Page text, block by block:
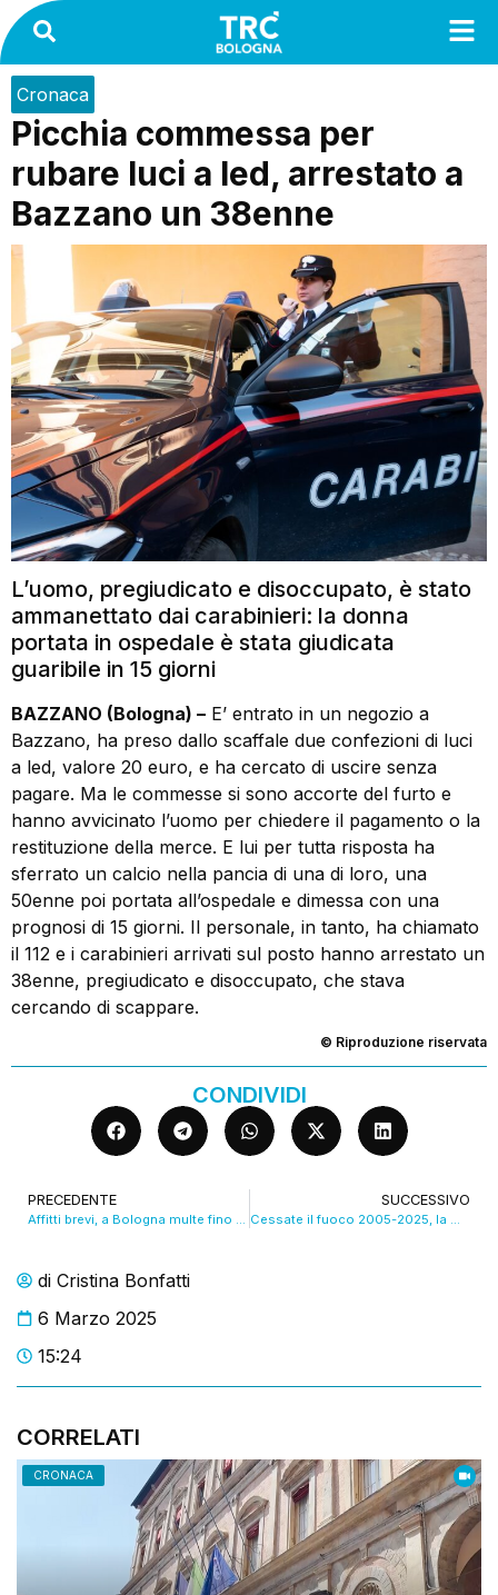
di Cristina Bonfatti
6 Marzo 2025
15:24
CORRELATI
CRONACA
Cronaca
Picchia commessa per
rubare luci a led, arrestato a
Bazzano un 38enne
L’uomo, pregiudicato e disoccupato, è stato
ammanettato dai carabinieri: la donna
portata in ospedale è stata giudicata
guaribile in 15 giorni
BAZZANO (Bologna) – E’ entrato in un negozio a
Bazzano, ha preso dallo scaffale due confezioni di luci
a led, valore 20 euro, e ha cercato di uscire senza
pagare. Ma le commesse si sono accorte del furto e
hanno avvicinato l’uomo per chiedere il pagamento o la
restituzione della merce. E lui per tutta risposta ha
sferrato un calcio nella pancia di una di loro, una
50enne poi portata all’ospedale e dimessa con una
prognosi di 15 giorni. Il personale, in tanto, ha chiamato
il 112 e i carabinieri arrivati sul posto hanno arrestato un
38enne, pregiudicato e disoccupato, che stava
cercando di scappare.
© Riproduzione riservata
CONDIVIDI
PRECEDENTE
Affitti brevi, a Bologna multe fino a 20mila euro. APE-Confedilizia apre uno sportello. VIDEO
SUCCESSIVO
Cessate il fuoco 2005-2025, la mostra di Costantini a Palazzo d’Accursio